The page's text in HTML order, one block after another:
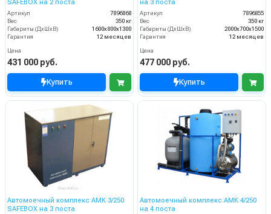
SAFEBOX на 2 поста
Артикул
7896868
Вес
350 кг
Габариты (ДхШхВ)
1600х800х1300
Гарантия
12 месяцев
Цена
431 000 руб.
Купить
на 3 поста
Артикул
7896855
Вес
350 кг
Габариты (ДхШхВ)
2000х700х1500
Гарантия
12 месяцев
Цена
477 000 руб.
Купить
Автомоечный комплекс АМК 3/250
SAFEBOX на 3 поста
Автомоечный комплекс АМК 4/250
на 4 поста